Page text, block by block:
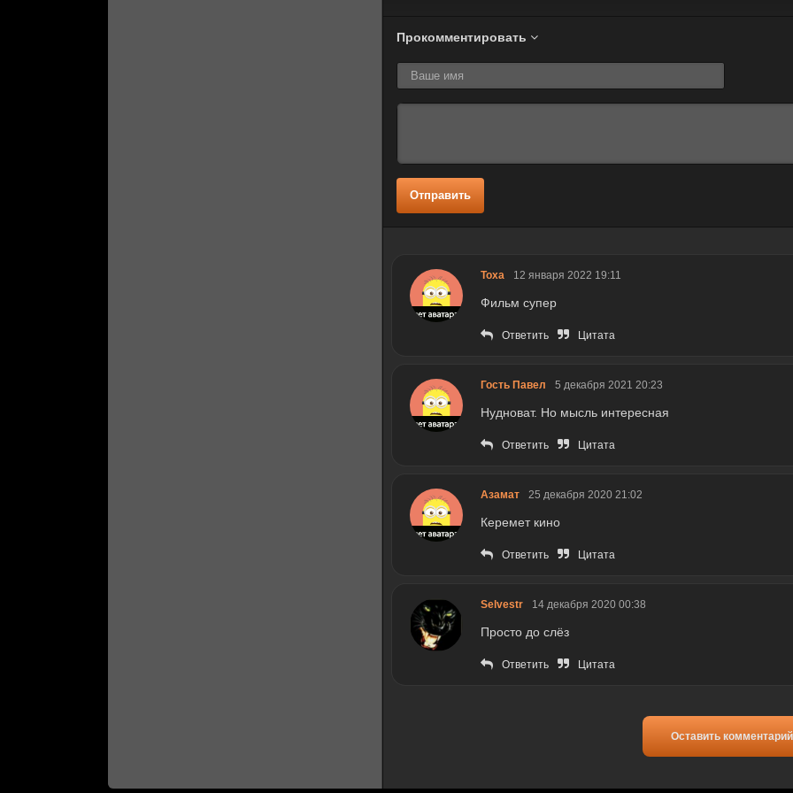
Прокомментировать
Отправить
Тоха 12 января 2022 19:11
Фильм супер
Ответить Цитата
Гость Павел 5 декабря 2021 20:23
Нудноват. Но мысль интересная
Ответить Цитата
Азамат 25 декабря 2020 21:02
Керемет кино
Ответить Цитата
Selvestr 14 декабря 2020 00:38
Просто до слёз
Ответить Цитата
Оставить комментарий